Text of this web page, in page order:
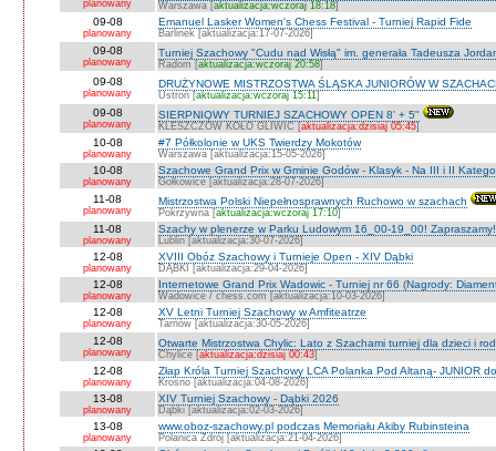
planowany Warszawa [aktualizacja:wczoraj 18:18]
09-08
planowany
Emanuel Lasker Women's Chess Festival - Turniej Rapid Fide
Barlinek [aktualizacja:17-07-2026]
09-08
planowany
Turniej Szachowy "Cudu nad Wisłą" im. generała Tadeusza
Radom [aktualizacja:wczoraj 20:58]
09-08
planowany
DRUŻYNOWE MISTRZOSTWA ŚLĄSKA JUNIORÓW W
Ustroń [aktualizacja:wczoraj 15:11]
09-08
planowany
SIERPNIOWY TURNIEJ SZACHOWY OPEN 8' + 5"
KLESZCZÓW KOŁO GLIWIC [aktualizacja:dzisiaj 05:45]
10-08
planowany
#7 Półkolonie w UKS Twierdzy Mokotów
Warszawa [aktualizacja:15-05-2026]
10-08
planowany
Szachowe Grand Prix w Gminie Godów - Klasyk - Na III i II
Gołkowice [aktualizacja:28-07-2026]
11-08
planowany
Mistrzostwa Polski Niepełnosprawnych Ruchowo w szachach
Pokrzywna [aktualizacja:wczoraj 17:10]
11-08
planowany
Szachy w plenerze w Parku Ludowym 16_00-19_00! Zapraszamy!
Lublin [aktualizacja:30-07-2026]
12-08
planowany
XVIII Obóz Szachowy i Turnieje Open - XIV Dąbki
DĄBKI [aktualizacja:29-04-2026]
12-08
planowany
Internetowe Grand Prix Wadowic - Turniej nr 66 (Nagrody:
Wadowice / chess.com [aktualizacja:10-03-2026]
12-08
planowany
XV Letni Turniej Szachowy w Amfiteatrze
Tarnów [aktualizacja:30-05-2026]
12-08
planowany
Otwarte Mistrzostwa Chylic: Lato z Szachami turniej dla dzieci i
Chylice [aktualizacja:dzisiaj 00:43]
12-08
planowany
Złap Króla Turniej Szachowy LCA Polanka Pod Altaną- JUNIOR
Krosno [aktualizacja:04-08-2026]
13-08
planowany
XIV Turniej Szachowy - Dąbki 2026
Dąbki [aktualizacja:02-03-2026]
13-08
planowany
www.oboz-szachowy.pl podczas Memoriału Akiby Rubinsteina
Polanica Zdrój [aktualizacja:21-04-2026]